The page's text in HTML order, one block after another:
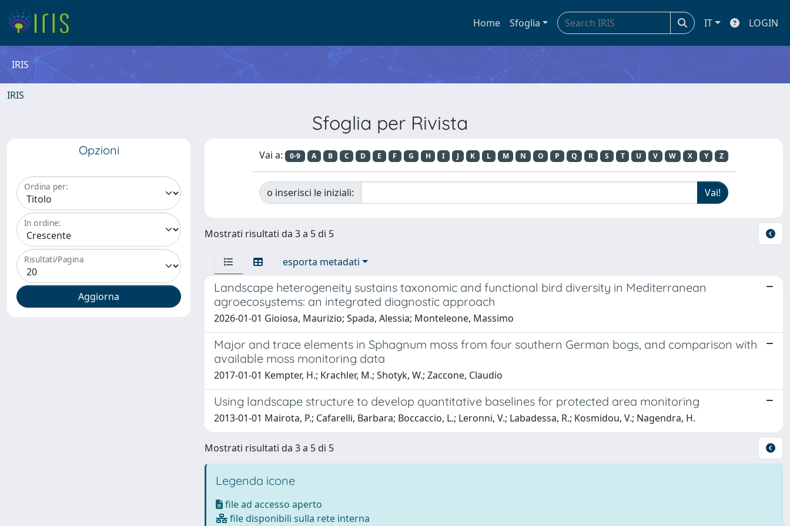
Home Sfoglia IT LOGIN
IRIS
IRIS
Sfoglia per Rivista
Opzioni
Ordina per:
In ordine:
Risultati/Pagina
Vai a: 0-9 A B C D E F G H I J K L M N O P Q R S T U V W X Y Z
o inserisci le iniziali:
Mostrati risultati da 3 a 5 di 5
esporta metadati
Landscape heterogeneity sustains taxonomic and functional bird diversity in Mediterranean
agroecosystems: an integrated diagnostic approach
2026-01-01 Gioiosa, Maurizio; Spada, Alessia; Monteleone, Massimo
Major and trace elements in Sphagnum moss from four southern German bogs, and comparison with
available moss monitoring data
2017-01-01 Kempter, H.; Krachler, M.; Shotyk, W.; Zaccone, Claudio
Using landscape structure to develop quantitative baselines for protected area monitoring
2013-01-01 Mairota, P.; Cafarelli, Barbara; Boccaccio, L.; Leronni, V.; Labadessa, R.; Kosmidou, V.; Nagendra, H.
Mostrati risultati da 3 a 5 di 5
Legenda icone
file ad accesso aperto
file disponibili sulla rete interna